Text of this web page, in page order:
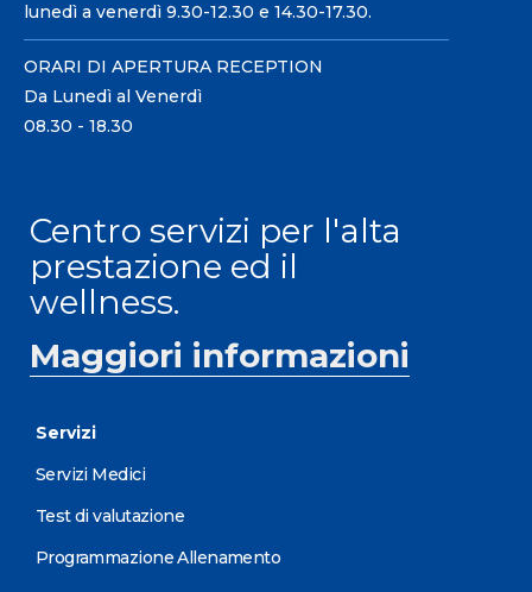
lunedì a venerdì 9.30-12.30 e 14.30-17.30.
ORARI DI APERTURA RECEPTION
Da Lunedì al Venerdì
08.30 - 18.30
Centro servizi per l'alta
prestazione ed il
wellness.
Maggiori informazioni
Servizi
Servizi Medici
Test di valutazione
Programmazione Allenamento